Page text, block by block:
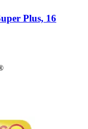
Plus, 16